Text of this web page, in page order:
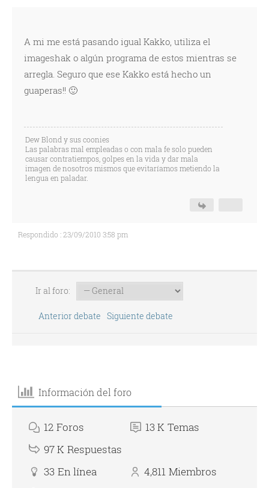
A mi me está pasando igual Kakko, utiliza el
imageshak o algún programa de estos mientras se
arregla. Seguro que ese Kakko está hecho un
guaperas!! 🙂
Dew Blond y sus coonies
Las palabras mal empleadas o con mala fe solo pueden
causar contratiempos, golpes en la vida y dar mala
imagen de nosotros mismos que evitaríamos metiendo la
lengua en paladar.
Respondido : 23/09/2010 3:58 pm
Ir al foro:
Anterior debate Siguiente debate
Información del foro
12 Foros 13 K Temas
97 K Respuestas
33 En línea 4,811 Miembros